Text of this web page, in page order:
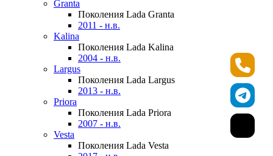
Granta
Поколения Lada Granta
2011 - н.в.
Kalina
Поколения Lada Kalina
2004 - н.в.
Largus
Поколения Lada Largus
2013 - н.в.
Priora
Поколения Lada Priora
2007 - н.в.
Vesta
Поколения Lada Vesta